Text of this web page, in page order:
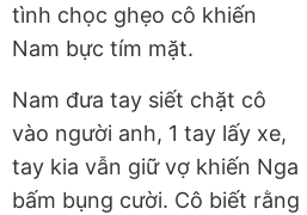
tình chọc ghẹo cô khiến
Nam bực tím mặt.
Nam đưa tay siết chặt cô
vào người anh, 1 tay lấy xe,
tay kia vẫn giữ vợ khiến Nga
bấm bụng cười. Cô biết rằng